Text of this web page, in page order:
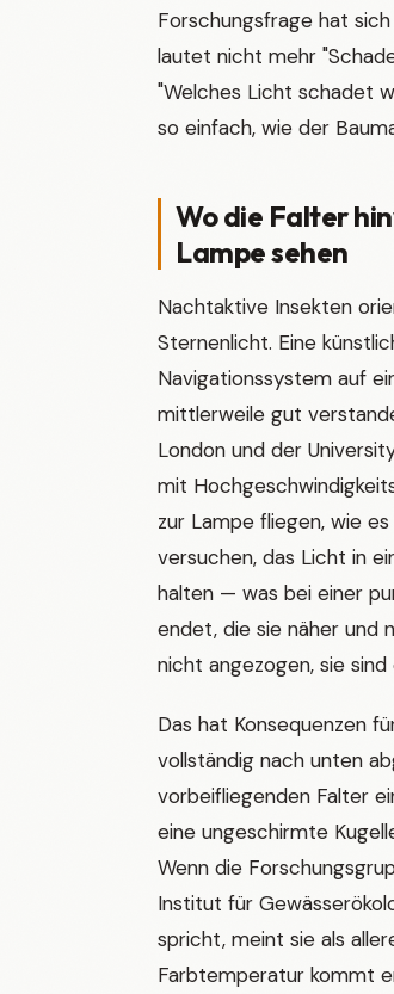
Forschungsfrage hat
lautet nicht mehr
"Welches Licht schadet
so einfach, wie der
Wo die Falter
Lampe sehen
Nachtaktive Insekten
Sternenlicht. Eine
Navigationssystem auf
mittlerweile gut
London und der
mit
zur Lampe fliegen, wie
versuchen, das Licht in
halten — was bei einer
endet, die sie näher und
nicht angezogen, sie
Das hat Konsequenzen
vollständig nach unten
vorbeifliegenden Falter
eine ungeschirmte
Wenn die
Institut für
spricht, meint sie als
Farbtemperatur kommt